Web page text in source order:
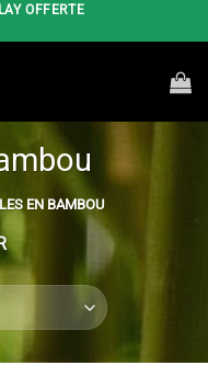
OFFERTE
EN BAMBOU